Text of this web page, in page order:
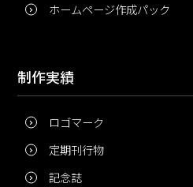
ホームページ作成パック
制作実績
ロゴマーク
定期刊行物
記念誌